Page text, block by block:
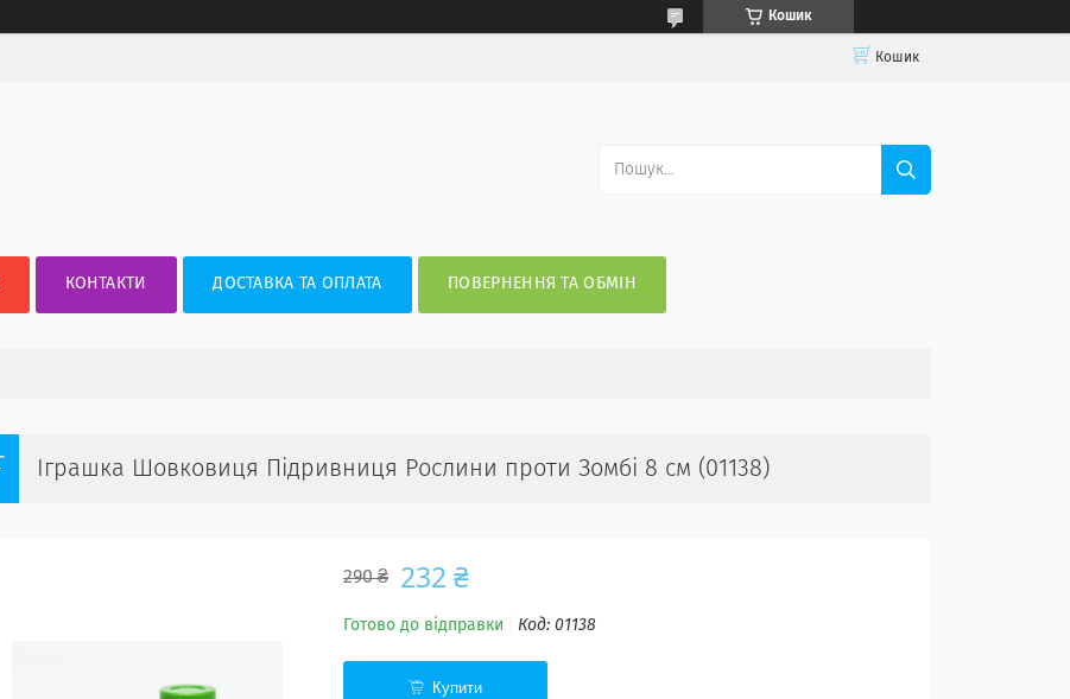
Кошик
Кошик
КОНТАКТИ ДОСТАВКА ТА ОПЛАТА ПОВЕРНЕННЯ ТА ОБМІН
Іграшка Шовковиця Підривниця Рослини проти Зомбі 8 см (01138)
290 ₴ 232 ₴
Готово до відправки Код: 01138
Купити